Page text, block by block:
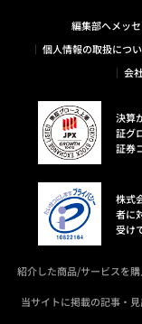
編集部へメッ
個人情報の取扱につ
会
決算
証グ
証券
株式
者に
受け
紹介した商品/サービスを
当サイトに掲載の記事・